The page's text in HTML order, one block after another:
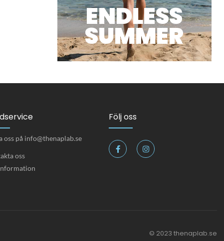
ENDLESS
SUMMER
oss på info@thenaplab.se
oss
Följ oss
© 2023 thenaplab.se